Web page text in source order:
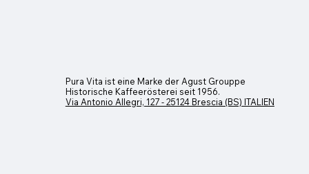
Pura Vita ist eine Marke der Agust Grouppe
Historische Kaffeerösterei seit 1956.
Via Antonio Allegri, 127 - 25124 Brescia (BS) ITALIEN